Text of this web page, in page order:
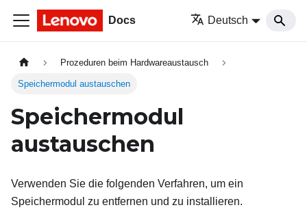
Docs Deutsch
Prozeduren beim Hardwareaustausch
Speichermodul austauschen
Speichermodul
austauschen
Verwenden Sie die folgenden Verfahren, um ein
Speichermodul zu entfernen und zu installieren.